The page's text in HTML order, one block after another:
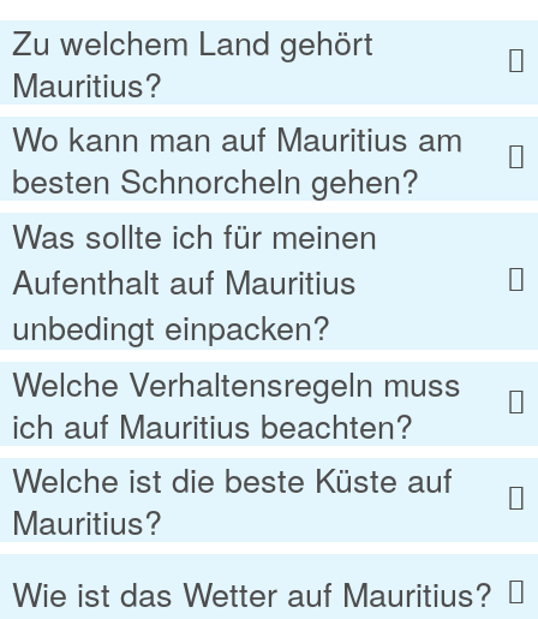
Zu welchem Land gehört
Mauritius?
Wo kann man auf Mauritius am
besten Schnorcheln gehen?
Was sollte ich für meinen
Aufenthalt auf Mauritius
unbedingt einpacken?
Welche Verhaltensregeln muss
ich auf Mauritius beachten?
Welche ist die beste Küste auf
Mauritius?
Wie ist das Wetter auf Mauritius?